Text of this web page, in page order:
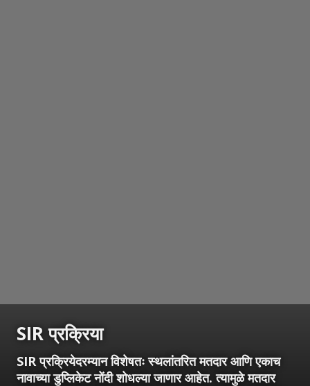
SIR प्रक्रिया
SIR प्रक्रियेदरम्यान विशेषतः स्थलांतरित मतदार आणि एकाच
नावाच्या डुप्लिकेट नोंदी शोधल्या जाणार आहेत. त्यामुळे मतदार